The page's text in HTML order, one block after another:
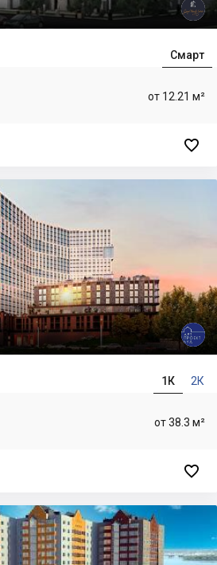
Смарт
от 12.21 м²

1К 2К
от 38.3 м²
